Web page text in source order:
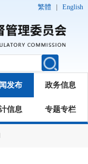
繁體 English
发布 政务信息
信息 专题专栏